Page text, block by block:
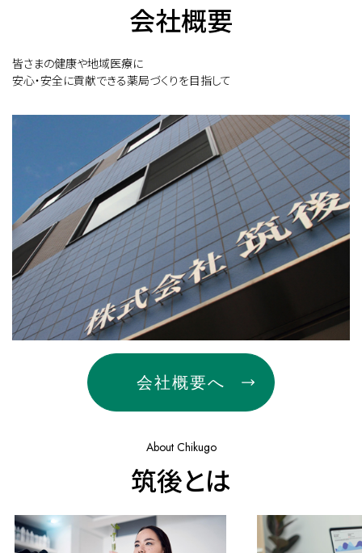
会社概要
皆さまの健康や地域医療に
安心・安全に貢献できる薬局づくりを目指して
会社概要へ
About Chikugo
筑後とは